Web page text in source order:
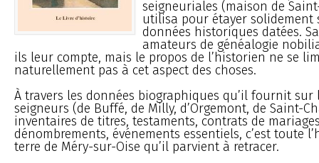
seigneuriales (maison de
utilisa pour étayer solidement
données historiques datées.
amateurs de généalogie
ils leur compte, mais le propos de l’historien ne se
naturellement pas à cet aspect des choses.
À travers les données biographiques qu’il fournit sur
seigneurs (de Buffé, de Milly, d’Orgemont, de Saint-
inventaires de titres, testaments, contrats de
dénombrements, événements essentiels, c’est toute
terre de Méry-sur-Oise qu’il parvient à retracer.